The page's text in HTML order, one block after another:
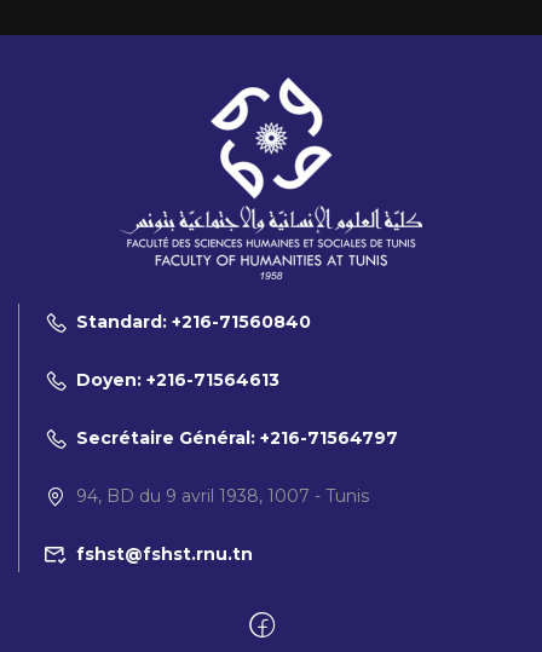
Standard: +216-71560840
Doyen: +216-71564613
Secrétaire Général: +216-71564797
94, BD du 9 avril 1938, 1007 - Tunis
fshst@fshst.rnu.tn